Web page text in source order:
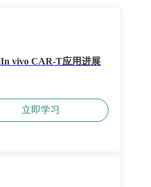
vivo CAR-T应用进展
立即学习